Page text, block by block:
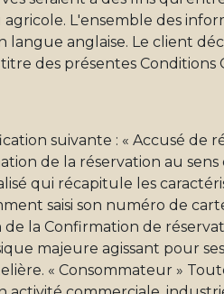
L'ensemble des
langue anglaise. Le client
des présentes Conditions
suivante : « Accusé de
de la réservation au sens
qui récapitule les
saisi son numéro de
de la Confirmation de
majeure agissant pour
« Consommateur »